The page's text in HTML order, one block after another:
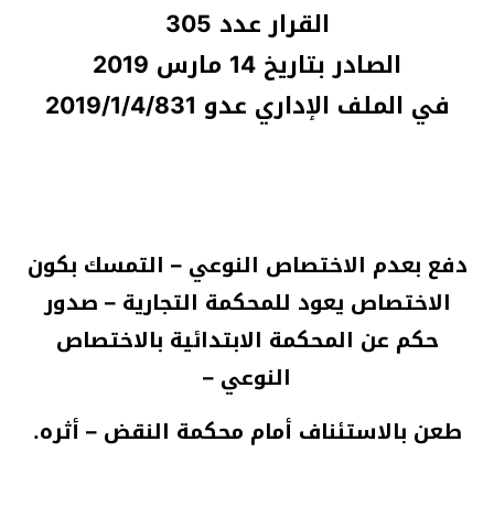
القرار عدد 305
الصادر بتاريخ 14 مارس 2019
في الملف الإداري عدو 2019/1/4/831
دفع بعدم الاختصاص النوعي – التمسك بكون
الاختصاص يعود للمحكمة التجارية – صدور
حكم عن المحكمة الابتدائية بالاختصاص
النوعي –
طعن بالاستئناف أمام محكمة النقض – أثره.